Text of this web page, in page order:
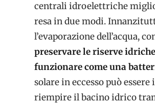
centrali idroelettriche
resa in due modi.
l’evaporazione dell’acqua,
preservare le riserve idriche
funzionare come una
solare in eccesso può
riempire il bacino idrico